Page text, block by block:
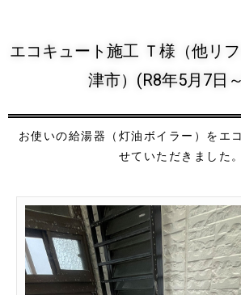
エコキュート施工 Ｔ様（他リ
津市）(R8年5月7日
お使いの給湯器（灯油ボイラー）をエ
せていただきました。